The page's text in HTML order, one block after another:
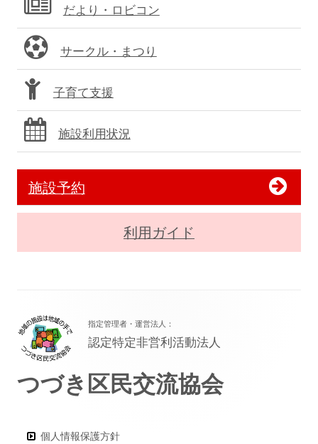
だより・ロビコン
サークル・まつり
子育て支援
施設利用状況
施設予約
利用ガイド
ッ
タ
ー・
ン
指定管理者・運営法人：
認定特定非営利活動法人
つづき区民交流協会
個人情報保護方針